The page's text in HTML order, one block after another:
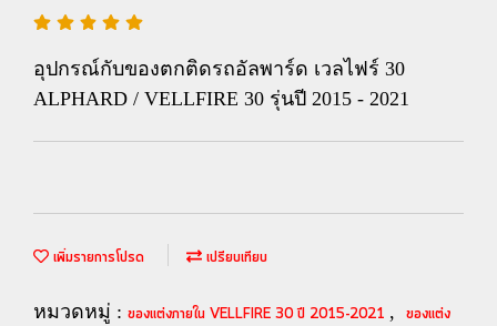
อุปกรณ์กับของตกติดรถอัลพาร์ด เวลไฟร์ 30
ALPHARD / VELLFIRE 30 รุ่นปี 2015 - 2021
เพิ่มรายการโปรด เปรียบเทียบ
หมวดหมู่ : ของแต่งภายใน VELLFIRE 30 ปี 2015-2021 , ของแต่ง